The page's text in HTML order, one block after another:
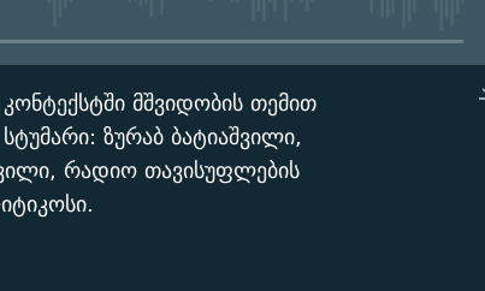
მშვიდობის თემით
ზურაბ ბატიაშვილი,
რადიო თავისუფლების